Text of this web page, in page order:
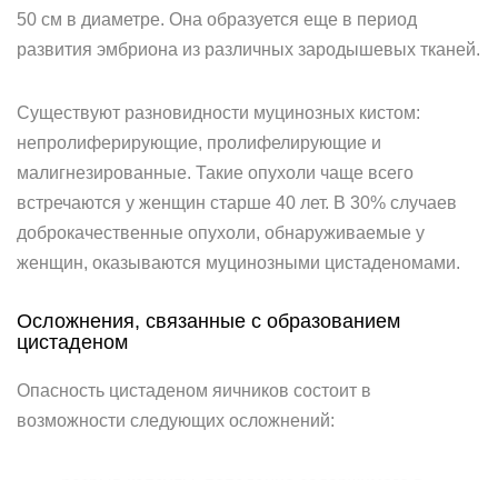
50 см в диаметре. Она образуется еще в период
развития эмбриона из различных зародышевых тканей.
Существуют разновидности муцинозных кистом:
непролиферирующие, пролифелирующие и
малигнезированные. Такие опухоли чаще всего
встречаются у женщин старше 40 лет. В 30% случаев
доброкачественные опухоли, обнаруживаемые у
женщин, оказываются муцинозными цистаденомами.
Осложнения, связанные с образованием
цистаденом
Опасность цистаденом яичников состоит в
возможности следующих осложнений: